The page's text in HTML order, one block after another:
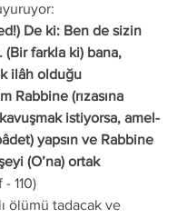
(Bir farkla ki) bana,
ilâh olduğu
Rabbine (rızasına
istiyorsa, amel-
yapsın ve Rabbine
(O’na) ortak
- 110)